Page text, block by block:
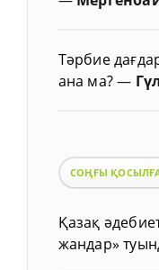
Тәрбие
ана ма?—
СОҢҒЫ
Қазақ
жандар»